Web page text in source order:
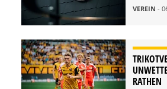
VEREIN -
RATHEN